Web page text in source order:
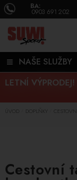
BA:
0903 691 202
NAŠE SLUŽBY
LETNÍ
ÚVOD DOPLŇKY
Cestovní